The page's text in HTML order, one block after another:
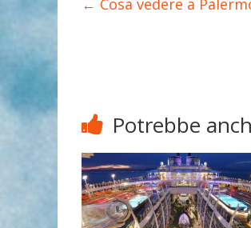
← Cosa vedere a
Potrebbe